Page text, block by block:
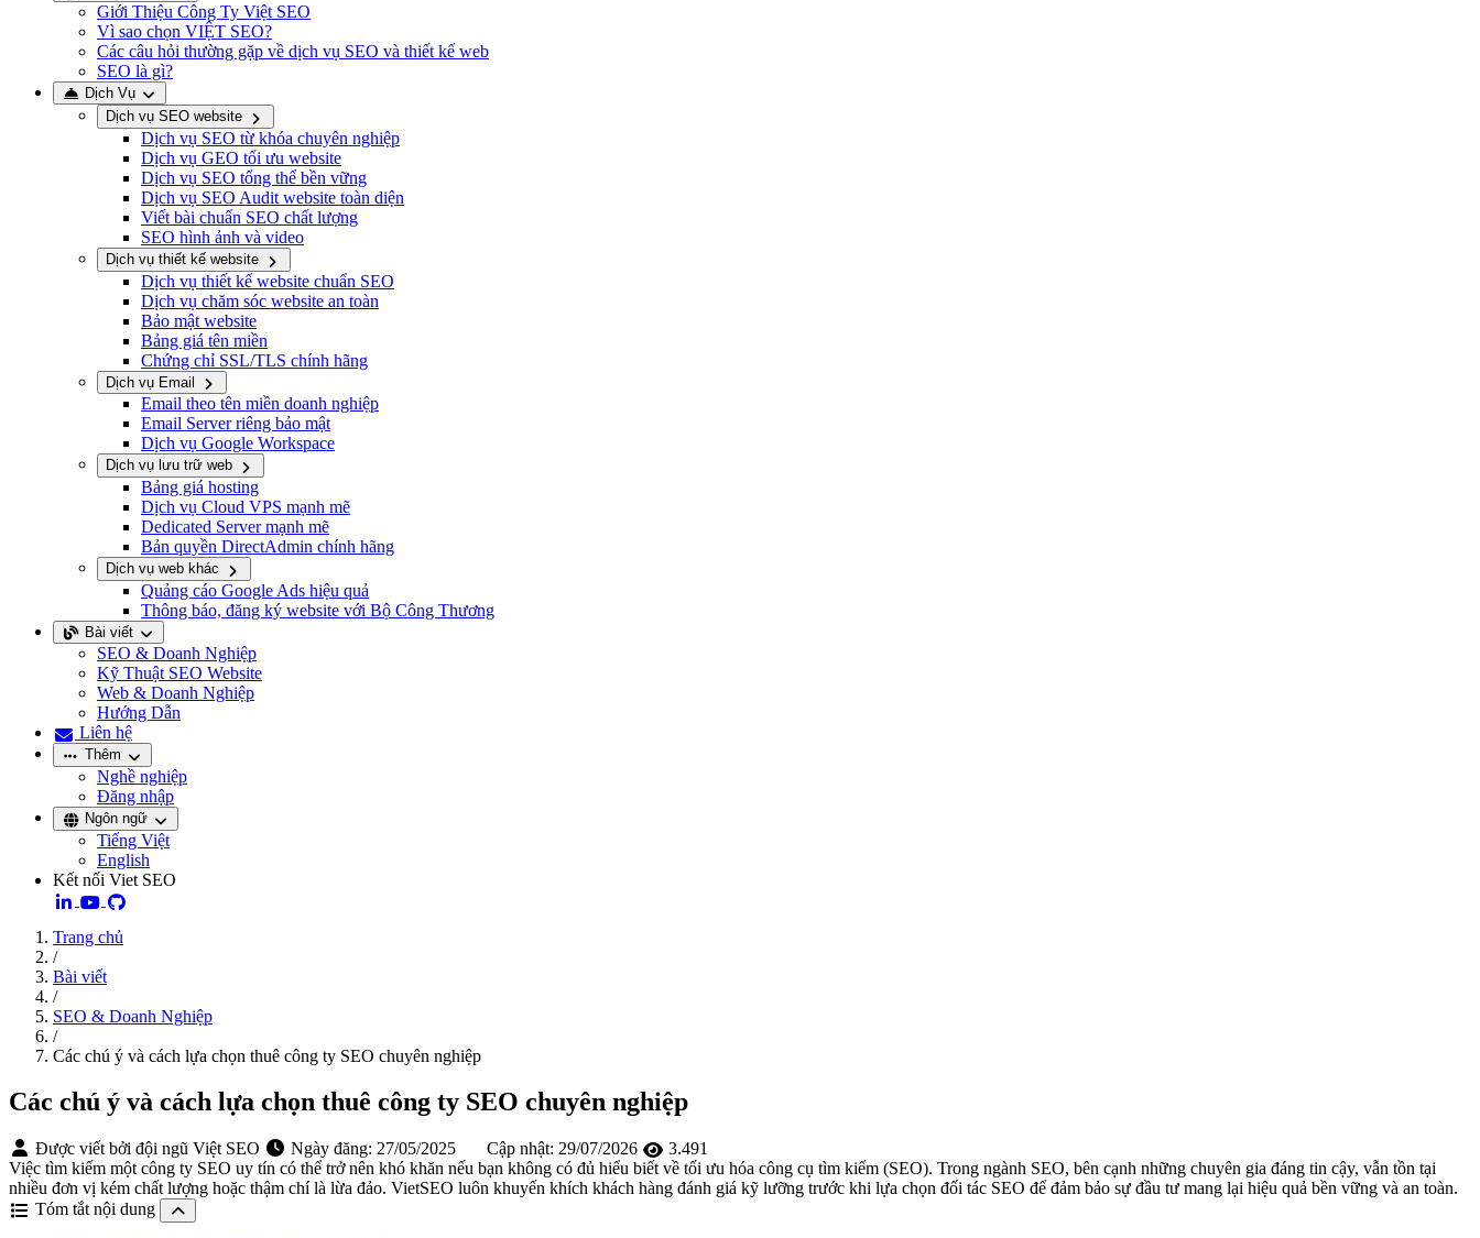
Giới Thiệu Công Ty Việt SEO
Vì sao chọn VIỆT SEO?
Các câu hỏi thường gặp về dịch vụ SEO và thiết kế web
SEO là gì?
Dịch Vụ
Dịch vụ SEO website
Dịch vụ SEO từ khóa chuyên nghiệp
Dịch vụ GEO tối ưu website
Dịch vụ SEO tổng thể bền vững
Dịch vụ SEO Audit website toàn diện
Viết bài chuẩn SEO chất lượng
SEO hình ảnh và video
Dịch vụ thiết kế website
Dịch vụ thiết kế website chuẩn SEO
Dịch vụ chăm sóc website an toàn
Bảo mật website
Bảng giá tên miền
Chứng chỉ SSL/TLS chính hãng
Dịch vụ Email
Email theo tên miền doanh nghiệp
Email Server riêng bảo mật
Dịch vụ Google Workspace
Dịch vụ lưu trữ web
Bảng giá hosting
Dịch vụ Cloud VPS mạnh mẽ
Dedicated Server mạnh mẽ
Bản quyền DirectAdmin chính hãng
Dịch vụ web khác
Quảng cáo Google Ads hiệu quả
Thông báo, đăng ký website với Bộ Công Thương
Bài viết
SEO & Doanh Nghiệp
Kỹ Thuật SEO Website
Web & Doanh Nghiệp
Hướng Dẫn
Liên hệ
Thêm
Nghề nghiệp
Đăng nhập
Ngôn ngữ
Tiếng Việt
English
Kết nối Viet SEO
Trang chủ
/
Bài viết
/
SEO & Doanh Nghiệp
/
Các chú ý và cách lựa chọn thuê công ty SEO chuyên nghiệp
Các chú ý và cách lựa chọn thuê công ty SEO chuyên nghiệp
Được viết bởi đội ngũ Việt SEO Ngày đăng: 27/05/2025 Cập nhật: 29/07/2026
3.491
Việc tìm kiếm một công ty SEO uy tín có thể trở nên khó khăn nếu bạn không có đủ hiểu biết về tối ưu hóa công cụ tìm kiếm (SEO). Trong ngành SEO, bên cạnh những chuyên gia đáng tin cậy, vẫn tồn tại
nhiều đơn vị kém chất lượng hoặc thậm chí là lừa đảo. VietSEO luôn khuyến khích khách hàng đánh giá kỹ lưỡng trước khi lựa chọn đối tác SEO để đảm bảo sự đầu tư mang lại hiệu quả bền vững và an toàn.
Tóm tắt nội dung